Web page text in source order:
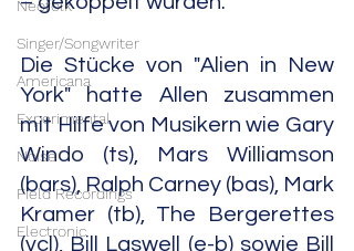
Neofolk
Singer/Songwriter
Americana
Experimental
Noise
Field Recordings
Electronic
Die Stücke von "Alien in New
York" hatte Allen zusammen
mit Hilfe von Musikern wie Gary
Windo (ts), Mars Williamson
(bars), Ralph Carney (bas), Mark
Kramer (tb), The Bergerettes
(vcl), Bill Laswell (e-b) sowie Bill